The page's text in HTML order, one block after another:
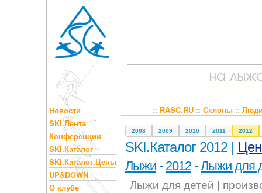
Новости
SKI.Лента
Конференции
SKI.Каталог
SKI.Каталог.Цены
UP&DOWN
О клубе
:: RASC.RU:: Склоны::
2008 2009 2010 2011 2012
SKI.Каталог 2012 |
Лыжи - 2012-Лыжи для
Лыжи для детей |